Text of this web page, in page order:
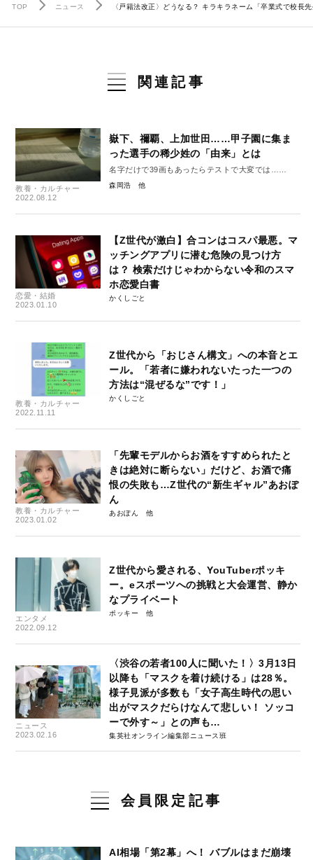
TOP ニュース 〈戸籍法改正〉どうなる？ キラキラネーム「卒業式で校
関連記事
教養・カルチャー
2022.08.12
嶽下、禰覇、上加世田……甲子園に集ま
った選手の稀少姓の「由来」とは
名字だけで39画もあったらテストで大変では……
森岡浩
恋愛・結婚
2023.01.10
【Z世代が激白】合コンはコスパ最悪。マ
ッチングアプリに潜む危険の見つけ方
は？ 検索だけじゃわからない令和のスマ
ホ恋愛白書
かくしごと
教養・カルチャー
2022.11.11
Z世代から「おじさん構文」への本音とエ
ール。「若者に嫌われないたった一つの
方法は“混ぜるな”です！」
かくしごと
教養・カルチャー
2023.01.02
「先輩モデルからお酒をすすめられたと
きは絶対に断らない」だけど、お酒で痛
恨の失敗も…Z世代の“新生ギャル”あおぽ
ん
あおぽん
エンタメ
2022.09.12
Z世代から愛される、YouTuberポッキ
ー。eスポーツへの挑戦と大会運営、静か
なプライベート
ポッキー
ニュース
2023.02.16
〈渋谷の若者100人に聞いた！〉3月13日
以降も「マスクを着け続ける」は28％。
様子見派が多数も「女子高生時代の思い
出がマスクだらけなんて悲しい！ ソッコ
ーで外す～」との声も…
集英社オンライン編集部ニュース班
会員限定記事
AI相場「第2幕」へ！ バブルはまだ崩壊